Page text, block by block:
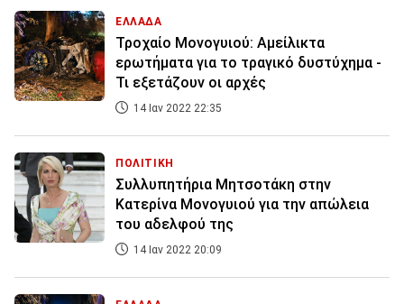
ΕΛΛΑΔΑ
Τροχαίο Μονογυιού: Αμείλικτα
ερωτήματα για το τραγικό δυστύχημα -
Τι εξετάζουν οι αρχές
14 Ιαν 2022 22:35
ΠΟΛΙΤΙΚΗ
Συλλυπητήρια Μητσοτάκη στην
Κατερίνα Μονογυιού για την απώλεια
του αδελφού της
14 Ιαν 2022 20:09